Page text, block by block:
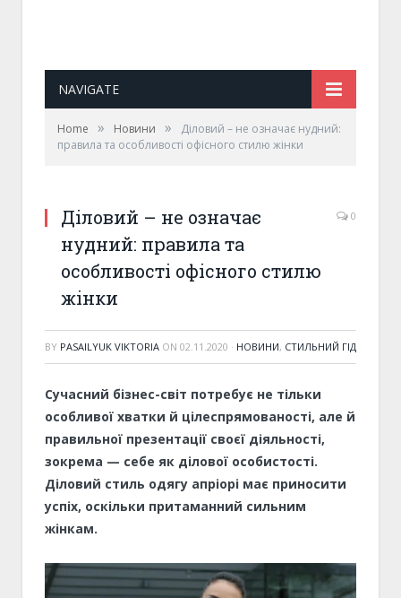
NAVIGATE
Home » Новини »
Діловий – не означає нудний:
правила та особливості офісного стилю жінки
Діловий – не означає
нудний: правила та
особливості офісного стилю
жінки
0
BY PASAILYUK VIKTORIA ON 02.11.2020 · НОВИНИ, СТИЛЬНИЙ ГІД
Сучасний бізнес-світ потребує не тільки
особливої хватки й цілеспрямованості, але й
правильної презентації своєї діяльності,
зокрема — себе як ділової особистості.
Діловий стиль одягу апріорі має приносити
успіх, оскільки притаманний сильним
жінкам.